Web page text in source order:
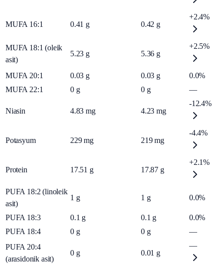
MUFA 16:1 0.41 g 0.42 g
+2.4%
MUFA 18:1 (oleik
asit)
5.23 g 5.36 g
+2.5%
MUFA 20:1 0.03 g 0.03 g
0.0%
MUFA 22:1
0 g 0 g —
Niasin 4.83 mg 4.23 mg
-12.4%
Potasyum 229 mg 219 mg
-4.4%
Protein 17.51 g 17.87 g
+2.1%
PUFA 18:2 (linoleik
asit)
1 g 1 g 0.0%
PUFA 18:3 0.1 g 0.1 g
0.0%
PUFA 18:4
0 g 0 g
—
PUFA 20:4
(arasidonik asit)
0 g 0.01 g
—